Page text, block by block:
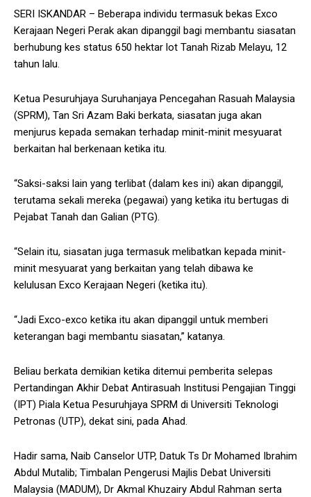
SERI ISKANDAR – Beberapa individu termasuk bekas Exco
Kerajaan Negeri Perak akan dipanggil bagi membantu siasatan
berhubung kes status 650 hektar lot Tanah Rizab Melayu, 12
tahun lalu.
Ketua Pesuruhjaya Suruhanjaya Pencegahan Rasuah Malaysia
(SPRM), Tan Sri Azam Baki berkata, siasatan juga akan
menjurus kepada semakan terhadap minit-minit mesyuarat
berkaitan hal berkenaan ketika itu.
“Saksi-saksi lain yang terlibat (dalam kes ini) akan dipanggil,
terutama sekali mereka (pegawai) yang ketika itu bertugas di
Pejabat Tanah dan Galian (PTG).
“Selain itu, siasatan juga termasuk melibatkan kepada minit-
minit mesyuarat yang berkaitan yang telah dibawa ke
kelulusan Exco Kerajaan Negeri (ketika itu).
“Jadi Exco-exco ketika itu akan dipanggil untuk memberi
keterangan bagi membantu siasatan,” katanya.
Beliau berkata demikian ketika ditemui pemberita selepas
Pertandingan Akhir Debat Antirasuah Institusi Pengajian Tinggi
(IPT) Piala Ketua Pesuruhjaya SPRM di Universiti Teknologi
Petronas (UTP), dekat sini, pada Ahad.
Hadir sama, Naib Canselor UTP, Datuk Ts Dr Mohamed Ibrahim
Abdul Mutalib; Timbalan Pengerusi Majlis Debat Universiti
Malaysia (MADUM), Dr Akmal Khuzairy Abdul Rahman serta